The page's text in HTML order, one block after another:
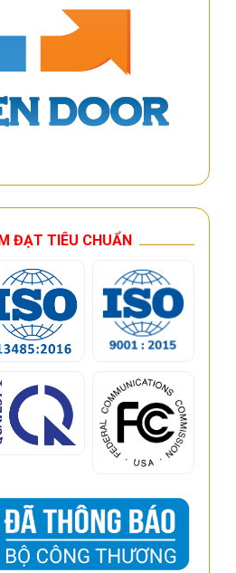
ĐẠT TIÊU CHUẨN